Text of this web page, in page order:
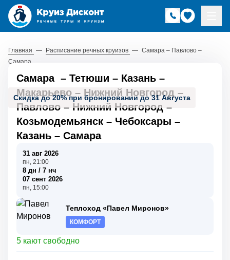
Главная — Расписание речных круизов — Самара – Павлово –
Самара
Скидка до 20% при бронировании до 31 Августа
Самара – Тетюши – Казань –
Макарьево – Нижний Новгород –
Павлово – Нижний Новгород –
Козьмодемьянск – Чебоксары –
Казань – Самара
31 авг 2026
пн, 21:00
8 дн / 7 нч
07 сент 2026
пн, 15:00
Теплоход «Павел Миронов»
КОМФОРТ
5 кают свободно